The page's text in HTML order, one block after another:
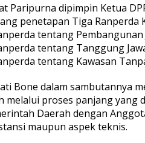
a
Paripurna dipimpin Ketua
penetapan Tiga Ranperda
tentang
tentang Tanggung
tentang Kawasan
Bone dalam sambutannya
melalui proses panjang yang
Daerah dengan
maupun aspek teknis.